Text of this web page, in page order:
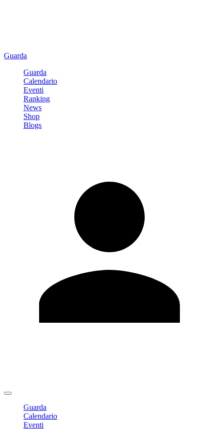
Guarda
Guarda
Calendario
Eventi
Ranking
News
Shop
Blogs
Guarda
Calendario
Eventi